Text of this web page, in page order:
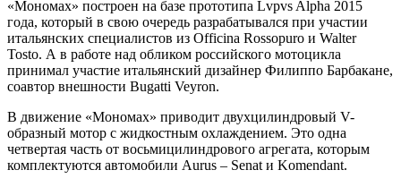
«Мономах» построен на базе прототипа Lvpvs Alpha 2015
года, который в свою очередь разрабатывался при участии
итальянских специалистов из Officina Rossopuro и Walter
Tosto. А в работе над обликом российского мотоцикла
принимал участие итальянский дизайнер Филиппо Барбакане,
соавтор внешности Bugatti Veyron.
В движение «Мономах» приводит двухцилиндровый V-
образный мотор с жидкостным охлаждением. Это одна
четвертая часть от восьмицилиндрового агрегата, которым
комплектуются автомобили Aurus – Senat и Komendant.